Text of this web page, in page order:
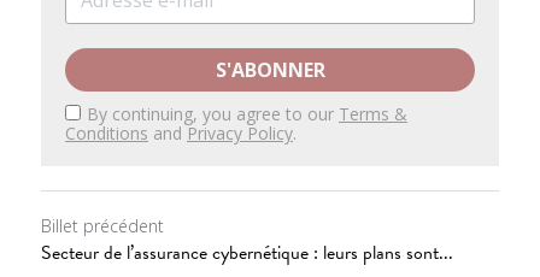
S'ABONNER
By continuing, you agree to our Terms &
Conditions andPrivacy Policy.
Billet précédent
Secteur de l’assurance cybernétique : leurs plans sont...